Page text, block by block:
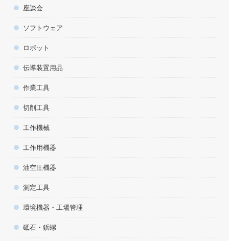
座談会
ソフトウェア
ロボット
伝導装置用品
作業工具
切削工具
工作機械
工作用機器
油空圧機器
測定工具
環境機器・工場管理
砥石・鋲螺